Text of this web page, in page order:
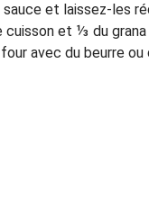
sauce et laissez-les
et ⅓ du grana
avec du beurre ou